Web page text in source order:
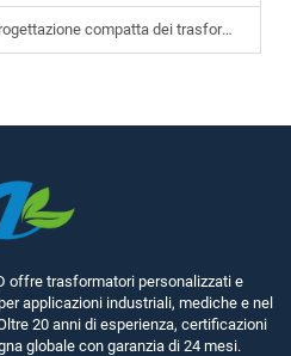
dei trasformatori toroidali consente di risparmiare spazio ed energia?
offre trasformatori personalizzati e
applicazioni industriali, mediche e nel
20 anni di esperienza, certificazioni
globale con garanzia di 24 mesi.